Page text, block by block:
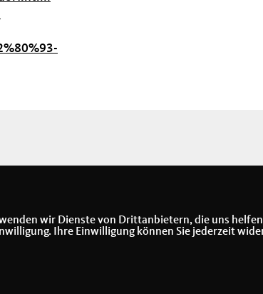
wir Dienste von Drittanbietern, die uns
Ihre Einwilligung können Sie jederzeit